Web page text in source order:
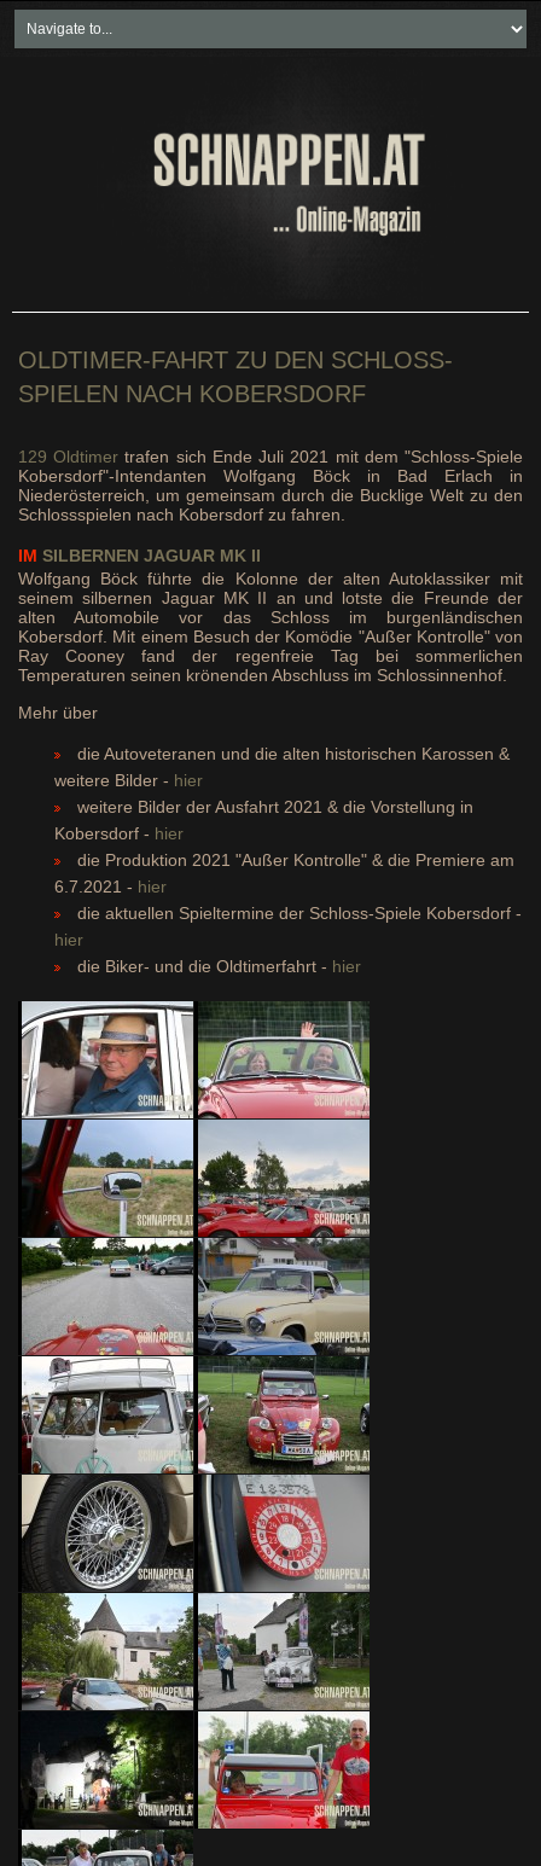
Neueste Beiträge
Soziales & Projekte
OLDTIMER-FAHRT ZU DEN SCHLOSS-
SPIELEN NACH KOBERSDORF
129 Oldtimer trafen sich Ende Juli 2021 mit dem "Schloss-Spiele
Kobersdorf"-Intendanten Wolfgang Böck in Bad Erlach in
Niederösterreich, um gemeinsam durch die Bucklige Welt zu den
Schlossspielen nach Kobersdorf zu fahren.
IM SILBERNEN JAGUAR MK II
Wolfgang Böck führte die Kolonne der alten Autoklassiker mit
seinem silbernen Jaguar MK II an und lotste die Freunde der
alten Automobile vor das Schloss im burgenländischen
Kobersdorf. Mit einem Besuch der Komödie "Außer Kontrolle" von
Ray Cooney fand der regenfreie Tag bei sommerlichen
Temperaturen seinen krönenden Abschluss im Schlossinnenhof.
Mehr über
die Autoveteranen und die alten historischen Karossen &
weitere Bilder - hier
weitere Bilder der Ausfahrt 2021 & die Vorstellung in
Kobersdorf - hier
die Produktion 2021 "Außer Kontrolle" & die Premiere am
6.7.2021 - hier
die aktuellen Spieltermine der Schloss-Spiele Kobersdorf -
hier
die Biker- und die Oldtimerfahrt - hier